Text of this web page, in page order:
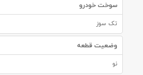
سوخت خودرو
تک سوز
وضعیت قطعه
نو